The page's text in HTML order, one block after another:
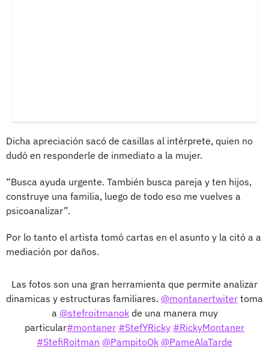
Dicha apreciación sacó de casillas al intérprete, quien no
dudó en responderle de inmediato a la mujer.
“Busca ayuda urgente. También busca pareja y ten hijos,
construye una familia, luego de todo eso me vuelves a
psicoanalizar”.
Por lo tanto el artista tomó cartas en el asunto y la citó a a
mediación por daños.
Las fotos son una gran herramienta que permite analizar
dinamicas y estructuras familiares. @montanertwiter toma
a @stefroitmanokde una manera muy
particular#montaner #StefYRicky #RickyMontaner
#StefiRoitman @PampitoOk @PameAlaTarde